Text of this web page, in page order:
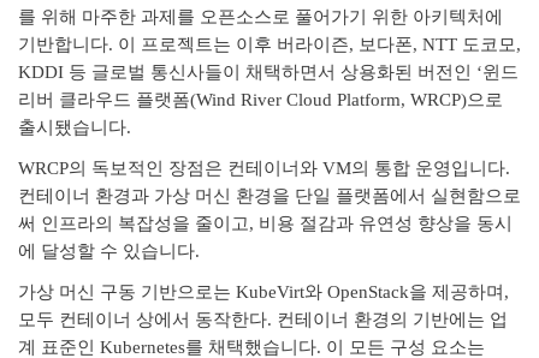
를 위해 마주한 과제를 오픈소스로 풀어가기 위한 아키텍처에
기반합니다. 이 프로젝트는 이후 버라이즌, 보다폰, NTT 도코모,
KDDI 등 글로벌 통신사들이 채택하면서 상용화된 버전인 ‘윈드
리버 클라우드 플랫폼(Wind River Cloud Platform, WRCP)으로
출시됐습니다.
WRCP의 독보적인 장점은 컨테이너와 VM의 통합 운영입니다.
컨테이너 환경과 가상 머신 환경을 단일 플랫폼에서 실현함으로
써 인프라의 복잡성을 줄이고, 비용 절감과 유연성 향상을 동시
에 달성할 수 있습니다.
가상 머신 구동 기반으로는 KubeVirt와 OpenStack을 제공하며,
모두 컨테이너 상에서 동작한다. 컨테이너 환경의 기반에는 업
계 표준인 Kubernetes를 채택했습니다. 이 모든 구성 요소는